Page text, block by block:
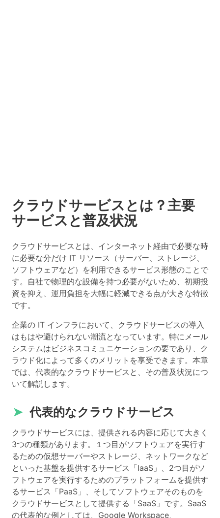
クラウドサービスとは？主要
サービスと普及状況
クラウドサービスとは、インターネット経由で必要な時
に必要な分だけ IT リソース（サーバー、ストレージ、
ソフトウェアなど）を利用できるサービス形態のことで
す。自社で物理的な設備を持つ必要がないため、初期投
資を抑え、運用負担を大幅に軽減できる点が大きな特徴
です。
企業の IT インフラにおいて、クラウドサービスの導入
はもはや避けられない潮流となっています。特にメール
システムはビジネスコミュニケーションの要であり、ク
ラウド化によって多くのメリットを享受できます。本章
では、代表的なクラウドサービスと、その普及状況につ
いて解説します。
➤ 代表的なクラウドサービス
クラウドサービスには、提供される内容に応じて大きく
3つの種類があります。１つ目がソフトウェアを実行す
るための仮想サーバーやストレージ、ネットワークなど
といった基盤を提供するサービス「IaaS」、2つ目がソ
フトウェアを実行するためのプラットフォームを提供す
るサービス「PaaS」、そしてソフトウェアそのものを
クラウドサービスとして提供する「SaaS」です。SaaS
の代表的な例としては、Google Workspace、